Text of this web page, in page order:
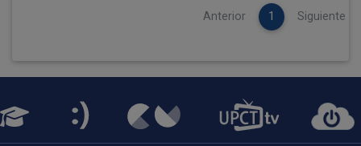
Anterior 1 Siguiente